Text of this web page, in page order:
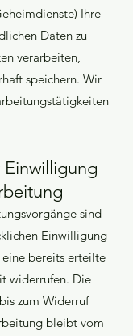
Ihre
Daten zu
verarbeiten,
speichern. Wir
sind
Einwilligung
bereits erteilte
widerrufen. Die
zum Widerruf
bleibt vom